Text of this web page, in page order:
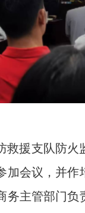
救援支队防火
加会议，并作
务主管部门负